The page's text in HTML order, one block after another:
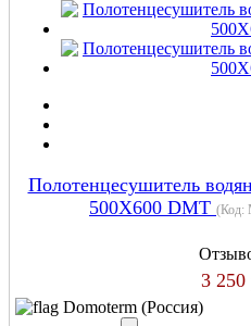
Полотенцесушитель
500Х600 DMT (Код:
3 250
Domoterm (Россия)